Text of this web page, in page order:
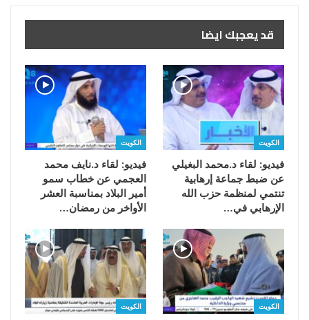
قد يعجبك ايضا
الكويت
فيديو: لقاء د.محمد البغيلي
عن ضبط جماعة إرهابية
تنتمي لمنظمة حزب الله
الإرهابي في…
الكويت
فيديو: لقاء د.نايف محمد
العجمي عن خطاب سمو
أمير البلاد بمناسبة العشر
الأواخر من رمضان…
الكويت الكويت